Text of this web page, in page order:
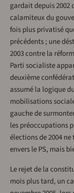
gardait depuis 2002
calamiteux du
fois plus privatisé
précédents ; une
2003 contre la
Parti socialiste
deuxième
assumé la logique
mobilisations
gauche de
les préoccupations
élections de 2004
envers le PS, mais
Le rejet de la
mois plus tard, un